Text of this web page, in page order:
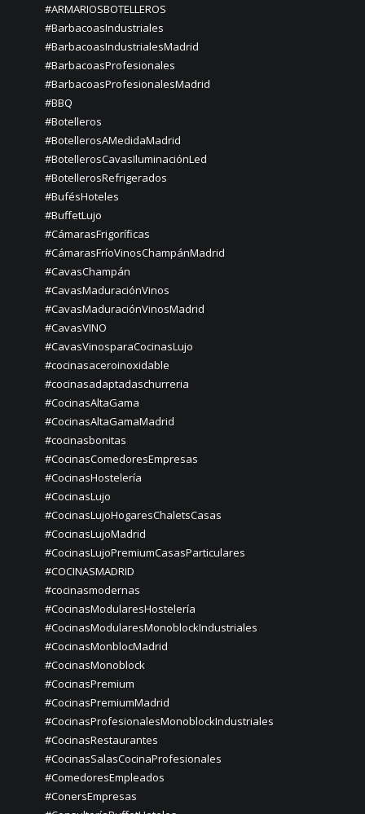
#ARMARIOSBOTELLEROS
#BarbacoasIndustriales
#BarbacoasIndustrialesMadrid
#BarbacoasProfesionales
#BarbacoasProfesionalesMadrid
#BBQ
#Botelleros
#BotellerosAMedidaMadrid
#BotellerosCavasIluminaciónLed
#BotellerosRefrigerados
#BufésHoteles
#BuffetLujo
#CámarasFrigoríficas
#CámarasFríoVinosChampánMadrid
#CavasChampán
#CavasMaduraciónVinos
#CavasMaduraciónVinosMadrid
#CavasVINO
#CavasVinosparaCocinasLujo
#cocinasaceroinoxidable
#cocinasadaptadaschurreria
#CocinasAltaGama
#CocinasAltaGamaMadrid
#cocinasbonitas
#CocinasComedoresEmpresas
#CocinasHostelería
#CocinasLujo
#CocinasLujoHogaresChaletsCasas
#CocinasLujoMadrid
#CocinasLujoPremiumCasasParticulares
#COCINASMADRID
#cocinasmodernas
#CocinasModularesHostelería
#CocinasModularesMonoblockIndustriales
#CocinasMonblocMadrid
#CocinasMonoblock
#CocinasPremium
#CocinasPremiumMadrid
#CocinasProfesionalesMonoblockIndustriales
#CocinasRestaurantes
#CocinasSalasCocinaProfesionales
#ComedoresEmpleados
#ConersEmpresas